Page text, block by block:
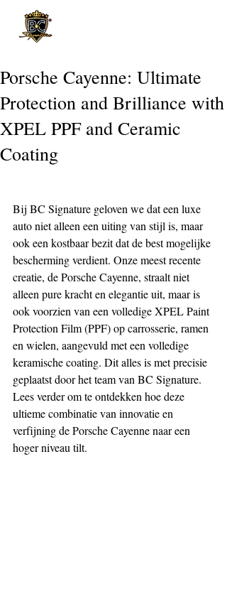
Porsche Cayenne: Ultimate
Protection and Brilliance with
XPEL PPF and Ceramic
Coating
Bij BC Signature geloven we dat een luxe
auto niet alleen een uiting van stijl is, maar
ook een kostbaar bezit dat de best mogelijke
bescherming verdient. Onze meest recente
creatie, de Porsche Cayenne, straalt niet
alleen pure kracht en elegantie uit, maar is
ook voorzien van een volledige XPEL Paint
Protection Film (PPF) op carrosserie, ramen
en wielen, aangevuld met een volledige
keramische coating. Dit alles is met precisie
geplaatst door het team van BC Signature.
Lees verder om te ontdekken hoe deze
ultieme combinatie van innovatie en
verfijning de Porsche Cayenne naar een
hoger niveau tilt.